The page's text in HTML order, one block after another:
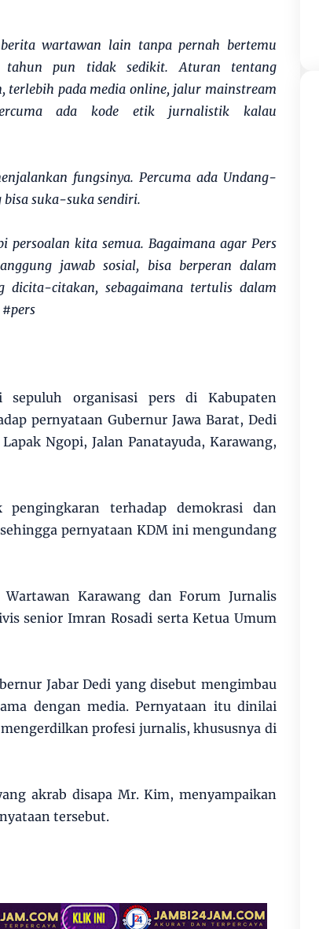
wartawan lain tanpa pernah bertemu
tahun pun tidak sedikit. Aturan tentang
terlebih pada media online, jalur mainstream
ada kode etik jurnalistik kalau
fungsinya. Percuma ada Undang-
suka-suka sendiri.
persoalan kita semua. Bagaimana agar Pers
jawab sosial, bisa berperan dalam
dicita-citakan, sebagaimana tertulis dalam
sepuluh organisasi pers di Kabupaten
pernyataan Gubernur Jawa Barat, Dedi
Ngopi, Jalan Panatayuda, Karawang,
pengingkaran terhadap demokrasi dan
pernyataan KDM ini mengundang
Karawang dan Forum Jurnalis
senior Imran Rosadi serta Ketua Umum
Jabar Dedi yang disebut mengimbau
dengan media. Pernyataan itu dinilai
profesi jurnalis, khususnya di
akrab disapa Mr. Kim, menyampaikan
tersebut.